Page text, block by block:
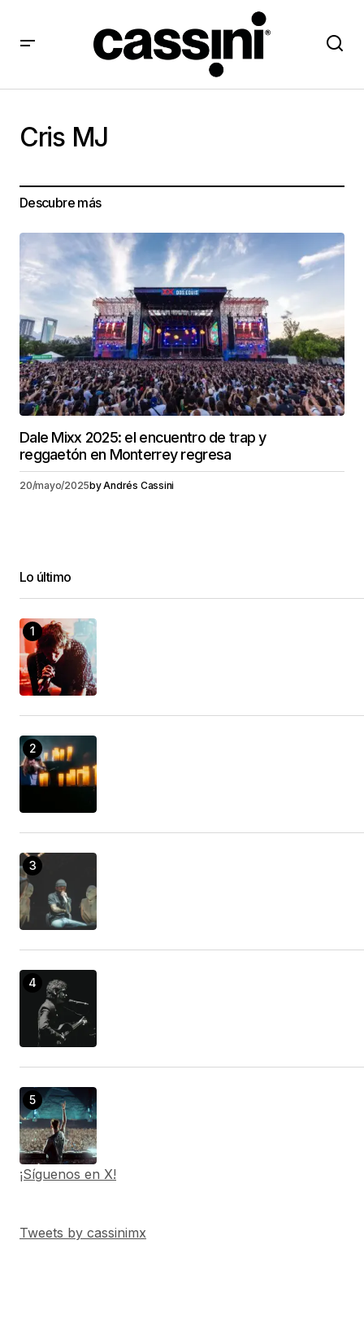
Cris MJ
Descubre más
Dale Mixx 2025: el encuentro de trap y
reggaetón en Monterrey regresa
20/mayo/2025byAndrés Cassini
Lo último
¡Síguenos en X!
Tweets by cassinimx